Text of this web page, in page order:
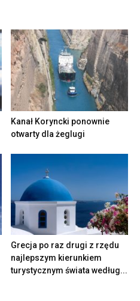
Kanał Koryncki ponownie
otwarty dla żeglugi
Grecja po raz drugi z rzędu
najlepszym kierunkiem
turystycznym świata według...